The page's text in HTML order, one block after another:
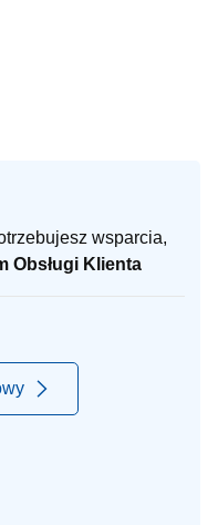
wsparcia,
Obsługi Klienta